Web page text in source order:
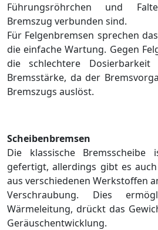
Führungsröhrchen und
Bremszug verbunden sind.
Für Felgenbremsen sprechen
die einfache Wartung. Gegen
die schlechtere
Bremsstärke, da der
Bremszugs auslöst.
Scheibenbremsen
Die klassische
gefertigt, allerdings gibt es
aus verschiedenen Werkstoffen
Verschraubung. Dies
Wärmeleitung, drückt das
Geräuschentwicklung.